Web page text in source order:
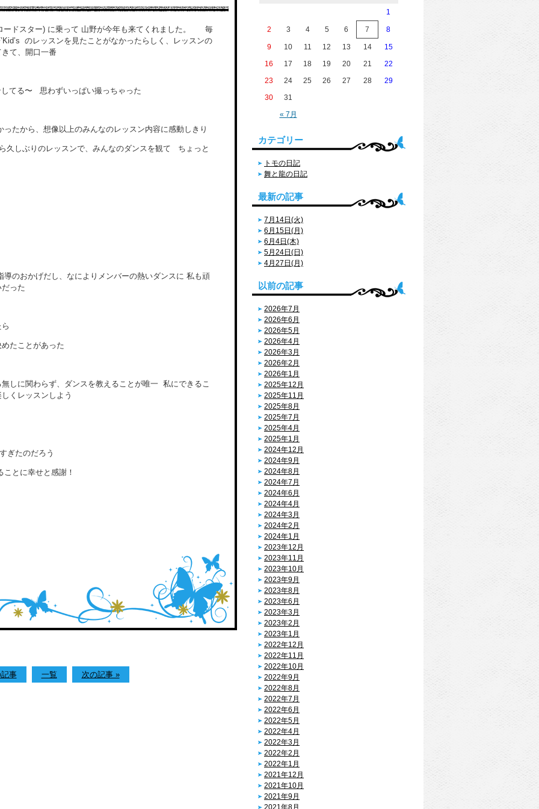
ードスター) に乗って 山野が今年も来てくれました。 毎
のレッスンを見たことがなかったらしく、レッスンの
て、開口一番
てる〜 思わずいっぱい撮っちゃった
たから、想像以上のみんなのレッスン内容に感動しきり
久しぶりのレッスンで、みんなのダンスを観て ちょっと
のおかげだし、なによりメンバーの熱いダンスに 私も頑
った
たことがあった
しに関わらず、ダンスを教えることが唯一 私にできるこ
くレッスンしよう
ぎたのだろう
とに幸せと感謝！
事 一覧 次の記事 »
« 7月
1
2 3 4 5 6 7 8
9 10 11 12 13 14
15
16
17 18 19 20 21
22
23
24 25 26 27 28
29
30
31
カテゴリー
トモの日記
舞と龍の日記
最新の記事
7月14日(火)
6月15日(月)
6月4日(木)
5月24日(日)
4月27日(月)
以前の記事
2026年7月
2026年6月
2026年5月
2026年4月
2026年3月
2026年2月
2026年1月
2025年12月
2025年11月
2025年8月
2025年7月
2025年4月
2025年1月
2024年12月
2024年9月
2024年8月
2024年7月
2024年6月
2024年4月
2024年3月
2024年2月
2024年1月
2023年12月
2023年11月
2023年10月
2023年9月
2023年8月
2023年6月
2023年3月
2023年2月
2023年1月
2022年12月
2022年11月
2022年10月
2022年9月
2022年8月
2022年7月
2022年6月
2022年5月
2022年4月
2022年3月
2022年2月
2022年1月
2021年12月
2021年10月
2021年9月
2021年8月